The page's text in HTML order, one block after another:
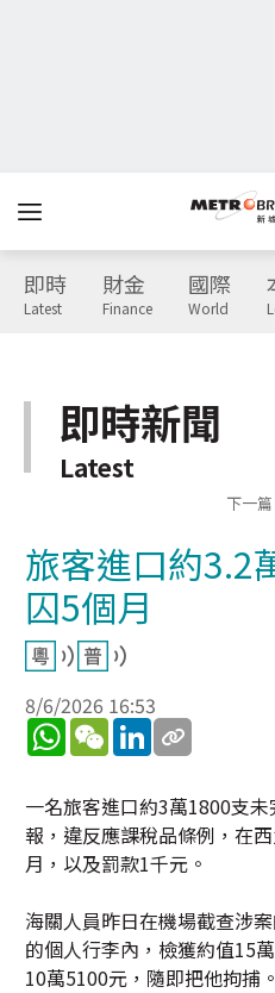
即時
Latest
財金
Finance
國際
World
即時新聞
Latest
下一篇
旅客進口約3.2
囚5個月
8/6/2026 16:53
WhatsApp
WeChatLinkedIn
一名旅客進口約3萬1800支
報，違反應課稅品條例，在
月，以及罰款1千元。
海關人員昨日在機場截查涉
的個人行李內，檢獲約值15
10萬5100元，隨即把他拘捕。